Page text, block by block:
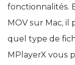
fonctionnalités.
MOV sur Mac,
quel type de
MPlayerX vous